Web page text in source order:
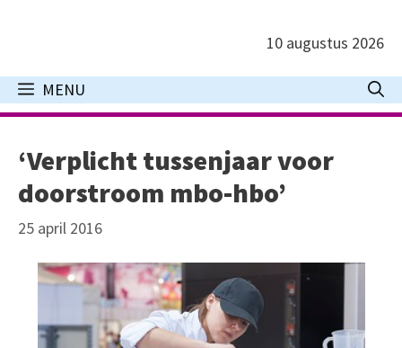
inhoud
10 augustus 2026
MENU
‘Verplicht tussenjaar voor
doorstroom mbo-hbo’
25 april 2016